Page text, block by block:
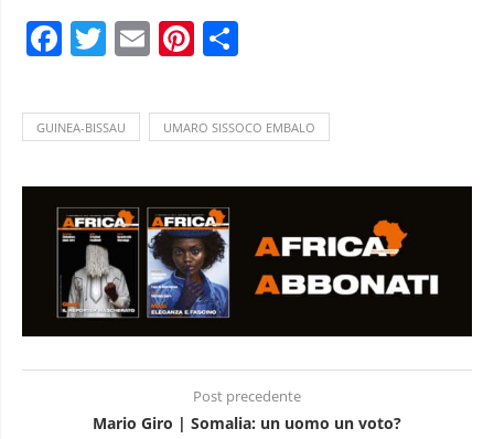
Facebook
Twitter
EmailPinterest
GUINEA-BISSAU UMARO SISSOCO EMBALO
Post precedente
Mario Giro | Somalia: un uomo un voto?